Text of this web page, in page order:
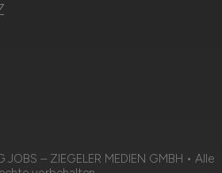
– ZIEGELER MEDIEN GMBH • Alle